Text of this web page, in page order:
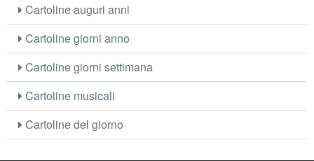
Cartoline auguri anni
Cartoline giorni anno
Cartoline giorni settimana
Cartoline musicali
Cartoline del giorno